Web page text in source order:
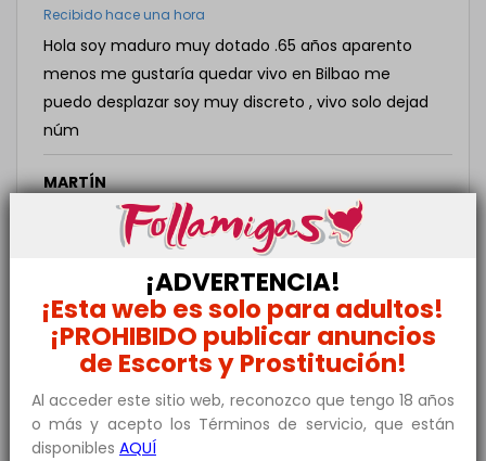
Recibido hace una hora
Hola soy maduro muy dotado .65 años aparento
menos me gustaría quedar vivo en Bilbao me
puedo desplazar soy muy discreto , vivo solo dejad
núm
MARTÍN
Recibido Hoy
Hola pareja. Soy hombre de 58 años muy bien
llevados, atractivo. Me encantaría haceros gozar y
gozar con vosotros. También para mí la higiene y la
discreción son prioritarias. Lo iríamos hablando sin
prisas. Besos
Parej26 ha respondido a este mensaje!
JAVIER
Recibido Hoy
¡ADVERTENCIA!
¡Esta web es solo para adultos!
¡PROHIBIDO publicar anuncios
de Escorts y Prostitución!
Al acceder este sitio web, reconozco que tengo 18 años
o más y acepto los Términos de servicio, que están
disponibles AQUÍ